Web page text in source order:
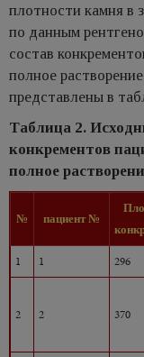
плотности камня в
по данным
состав
полное
представлены в
Таблица 2.
конкрементов
полное
№ пациент №
1 1 296
2 2 370